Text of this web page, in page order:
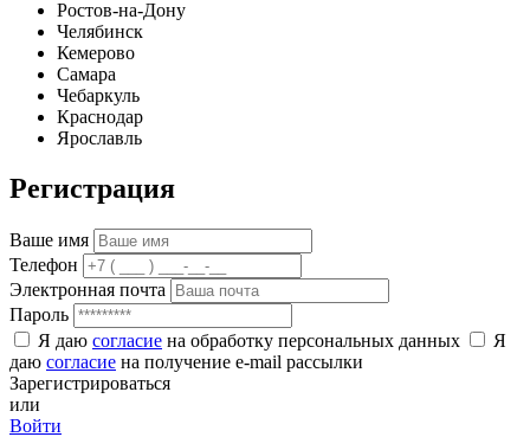
Ростов-на-Дону
Челябинск
Кемерово
Самара
Чебаркуль
Краснодар
Ярославль
Регистрация
Ваше имя
Телефон
Электронная почта
Пароль
Я даю согласие на обработку персональных данных
Я
даю согласие на получение e-mail рассылки
Зарегистрироваться
или
Войти